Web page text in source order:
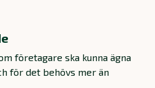
företagare ska kunna ägna
för det behövs mer än